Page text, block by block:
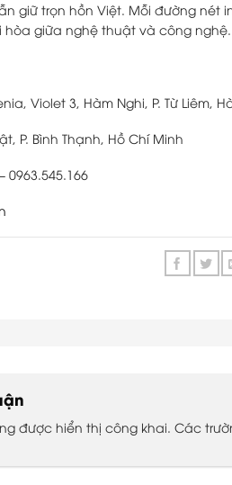
giữ trọn hồn Việt. Mỗi đường
hòa giữa nghệ thuật và công nghệ.
Violet 3, Hàm Nghi, P. Từ Liêm,
P. Bình Thạnh, Hồ Chí Minh
0963.545.166
được hiển thị công khai. Các